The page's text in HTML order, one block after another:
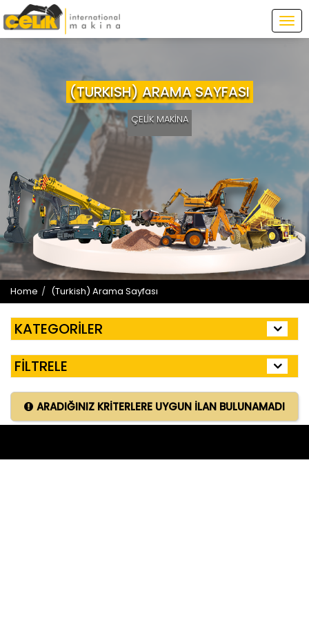
(TURKISH) ARAMA SAYFASI
ÇELİK MAKİNA
Home (Turkish) Arama Sayfası
KATEGORİLER
FİLTRELE
ARADIĞINIZ KRİTERLERE UYGUN İLAN BULUNAMADI